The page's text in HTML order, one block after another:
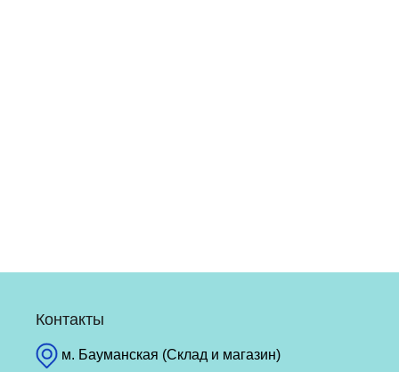
Контакты
м. Бауманская (Склад и магазин)